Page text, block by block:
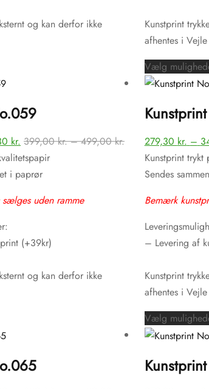
og kan derfor ikke
Kunstprint
afhentes i Vejle
Vælg
kr. Prisinterval:
279,30 kr.
til
399,00kr. – 499,00kr.Prisinterval:
399,00 kr.
i paprør
uden ramme
(+39kr)
og kan derfor ikke
279,30 kr. –
Kunstprint trykt
Sendes
Bemærk
– Levering af
Kunstprint
afhentes i Vejle
Vælg